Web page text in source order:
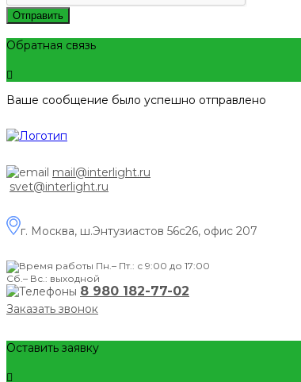
Отправить
Обратная связь
Ваше сообщение было успешно отправлено
mail@interlight.ru
svet@interlight.ru
г. Москва, ш.Энтузиастов 56с26, офис 207
Пн.– Пт.: с 9:00 до 17:00
Сб.– Вс.: выходной
8 980 182-77-02
Заказать звонок
Оставить заявку